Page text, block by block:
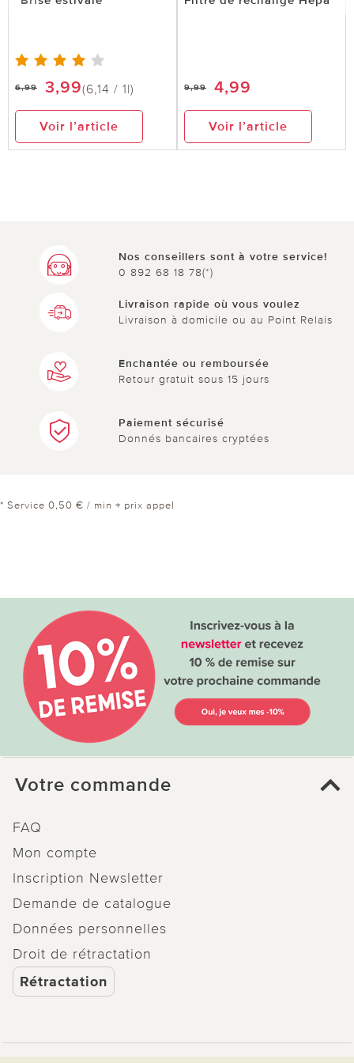
utile pas utile
sur Emma C. de Köln
Top
0 sur 0 ont trouvé cette évaluation utile.
pas utile
6,99 3,99(6,14 / 1l)
Voir l’article
9,99 4,99
Voir l’article
Nos conseillers sont à votre service!
0 892 68 18 78(*)
Livraison rapide où vous voulez
Livraison à domicile ou au Point Relais
Enchantée ou remboursée
Retour gratuit sous 15 jours
Paiement sécurisé
Donnés bancaires cryptées
* Service 0,50 € / min + prix appel
Votre commande
FAQ
Mon compte
Inscription Newsletter
Demande de catalogue
Données personnelles
Droit de rétractation
Rétractation